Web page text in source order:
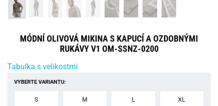
MÓDNÍ OLIVOVÁ MIKINA S KAPUCÍ A OZDOBNÝMI
RUKÁVY V1 OM-SSNZ-0200
Tabulka s velikostmi
VYBERTE VARIANTU:
S M L XL